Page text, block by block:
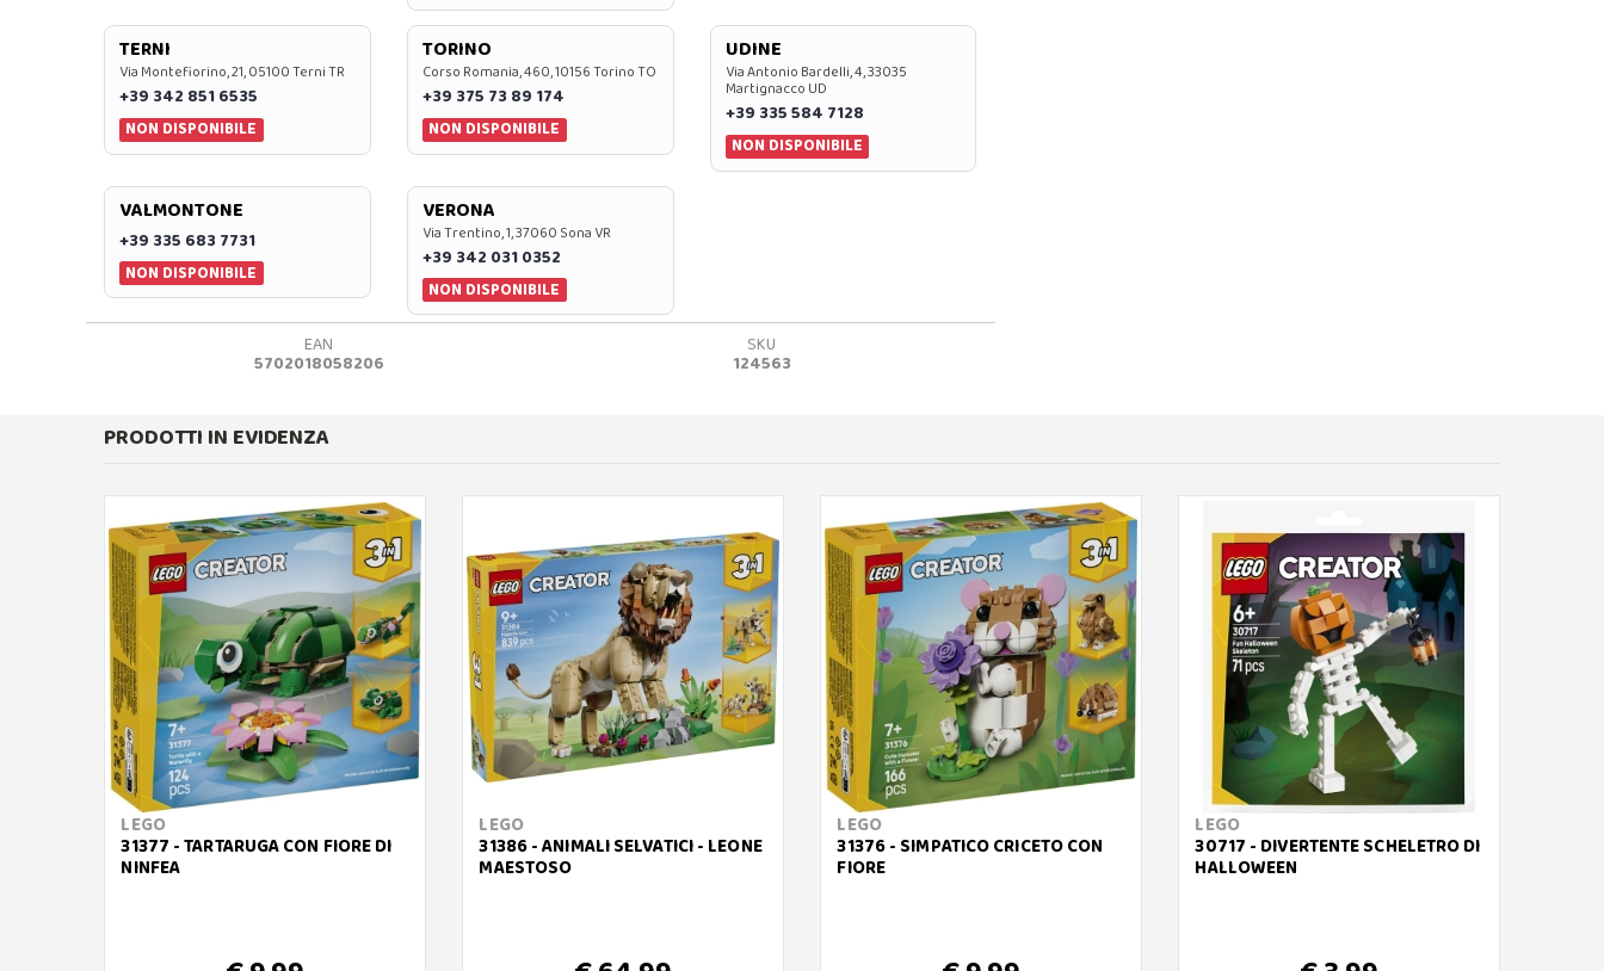
TERNI
Via Montefiorino, 21, 05100 Terni TR
+39 342 851 6535
NON DISPONIBILE
TORINO
Corso Romania, 460, 10156 Torino TO
+39 375 73 89 174
NON DISPONIBILE
UDINE
Via Antonio Bardelli, 4, 33035
Martignacco UD
+39 335 584 7128
NON DISPONIBILE
VALMONTONE
+39 335 683 7731
NON DISPONIBILE
VERONA
Via Trentino, 1, 37060 Sona VR
+39 342 031 0352
NON DISPONIBILE
EAN
5702018058206
SKU
124563
PRODOTTI IN EVIDENZA
LEGO
31377 - TARTARUGA CON FIORE DI
NINFEA
LEGO
31386 - ANIMALI SELVATICI - LEONE
MAESTOSO
LEGO
31376 - SIMPATICO CRICETO CON
FIORE
LEGO
30717 - DIVERTENTE SCHELETRO DI
HALLOWEEN